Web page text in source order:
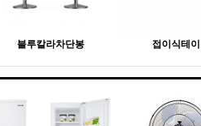
블루칼라차단봉 접이식테